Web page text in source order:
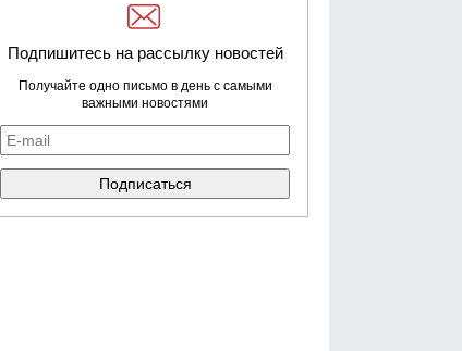
Подпишитесь на рассылку новостей
Получайте одно письмо в день с самыми
важными новостями